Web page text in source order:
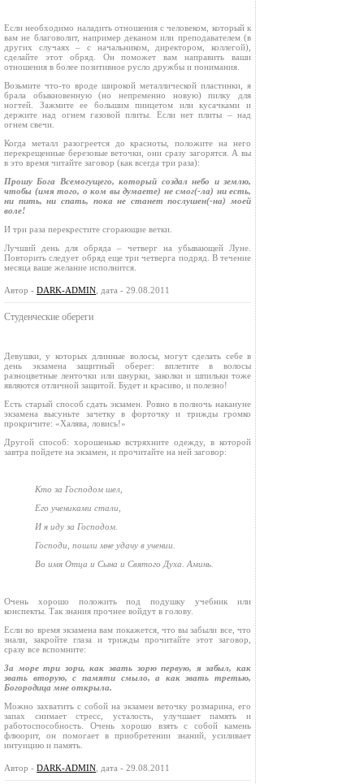
Если необходимо наладить отношения с человеком, который к
вам не благоволит, например деканом или преподавателем (в
других случаях – с начальником, директором, коллегой),
сделайте этот обряд. Он поможет вам направить ваши
отношения в более позитивное русло дружбы и понимания.
Возьмите что‑то вроде широкой металлической пластинки, я
брала обыкновенную (но непременно новую) пилку для
ногтей. Зажмите ее большим пинцетом или кусачками и
держите над огнем газовой плиты. Если нет плиты – над
огнем свечи.
Когда металл разогреется до красноты, положите на него
перекрещенные березовые веточки, они сразу загорятся. А вы
в это время читайте заговор (как всегда три раза):
Прошу Бога Всемогущего, который создал небо и землю,
чтобы (имя того, о ком вы думаете) не смог(‑ла) ни есть,
ни пить, ни спать, пока не станет послушен(‑на) моей
воле!
И три раза перекрестите сгорающие ветки.
Лучший день для обряда – четверг на убывающей Луне.
Повторить следует обряд еще три четверга подряд. В течение
месяца ваше желание исполнится.
Автор - DARK-ADMIN , дата - 29.08.2011
Студенческие обереги
Девушки, у которых длинные волосы, могут сделать себе в
день экзамена защитный оберег: вплетите в волосы
разноцветные ленточки или шнурки, заколки и шпильки тоже
являются отличной защитой. Будет и красиво, и полезно!
Есть старый способ сдать экзамен. Ровно в полночь накануне
экзамена высуньте зачетку в форточку и трижды громко
прокричите: «Халява, ловись!»
Другой способ: хорошенько встряхните одежду, в которой
завтра пойдете на экзамен, и прочитайте на ней заговор:
Кто за Господом шел,
Его учениками стали,
И я иду за Господом.
Господи, пошли мне удачу в учении.
Во имя Отца и Сына и Святого Духа. Аминь.
Очень хорошо положить под подушку учебник или
конспекты. Так знания прочнее войдут в голову.
Если во время экзамена вам покажется, что вы забыли все, что
знали, закройте глаза и трижды прочитайте этот заговор,
сразу все вспомните:
За море три зори, как звать зорю первую, я забыл, как
звать вторую, с памяти смыло, а как звать третью,
Богородица мне открыла.
Можно захватить с собой на экзамен веточку розмарина, его
запах снимает стресс, усталость, улучшает память и
работоспособность. Очень хорошо взять с собой камень
флюорит, он помогает в приобретении знаний, усиливает
интуицию и память.
Автор - DARK-ADMIN , дата - 29.08.2011